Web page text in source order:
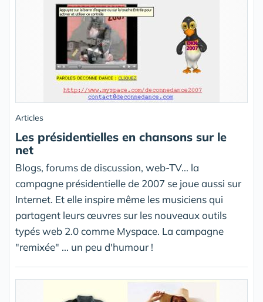
Articles
Les présidentielles en chansons sur le
net
Blogs, forums de discussion, web-TV... la
campagne présidentielle de 2007 se joue aussi sur
Internet. Et elle inspire même les musiciens qui
partagent leurs œuvres sur les nouveaux outils
typés web 2.0 comme Myspace. La campagne
"remixée" ... un peu d'humour !